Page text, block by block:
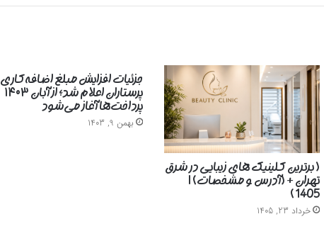
( برترین کلینیک های زیبایی در شرق
تهران + (آدرس و مشخصات) |
1405 )
خرداد 23, 1405
جزئیات افزایش مبلغ اضافه‌کاری
پرستاران اعلام شد؛ از آبان ۱۴۰۳
پرداخت‌ها آغاز می‌شود
بهمن 9, 1403